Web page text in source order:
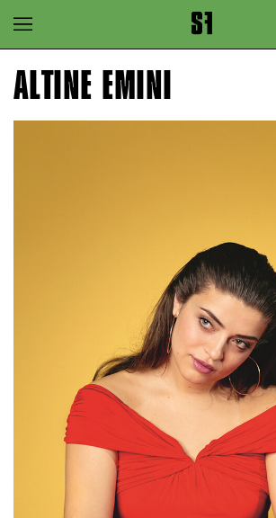
Zur Hauptnavigation springen
Zum Hauptinhalt springen
ALTINE EMINI